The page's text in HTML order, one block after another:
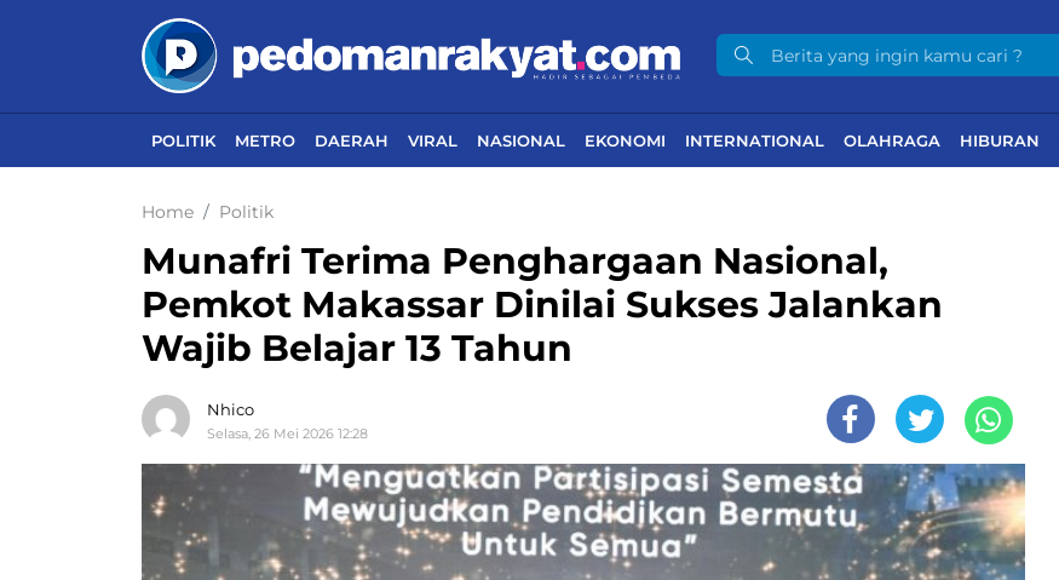
POLITIK METRO DAERAH VIRAL NASIONAL EKONOMI INTERNATIONAL OLAHRAGA HIBURAN
Home Politik
Munafri Terima Penghargaan Nasional,
Pemkot Makassar Dinilai Sukses Jalankan
Wajib Belajar 13 Tahun
Nhico
Selasa, 26 Mei 2026 12:28